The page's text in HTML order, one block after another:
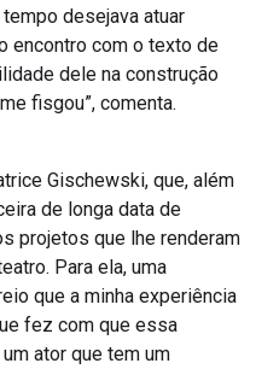
desejava atuar
encontro com o texto de
dele na construção
fisgou”, comenta.
Gischewski, que, além
de longa data de
projetos que lhe renderam
Para ela, uma
que a minha experiência
fez com que essa
ator que tem um